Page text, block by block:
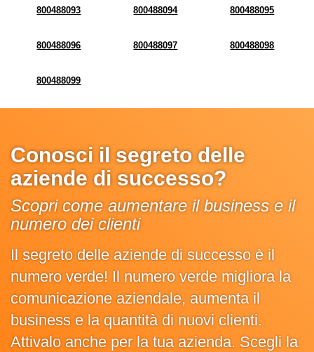
800488093 800488094 800488095
800488096 800488097 800488098
800488099
Conosci il segreto delle
aziende di successo?
Scopri come aumentare il business e il
numero dei clienti
Il segreto delle aziende di successo è il
numero verde! Il numero verde migliora la
comunicazione aziendale, aumenta il
business e la quantità di nuovi clienti.
Attivalo anche per la tua azienda. Scegli la